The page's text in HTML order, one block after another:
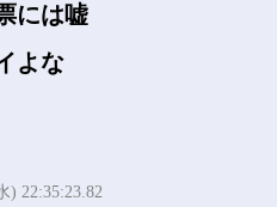
には嘘
よな
) 22:35:23.82